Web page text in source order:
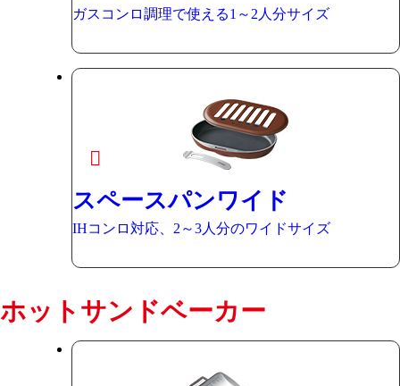
ガスコンロ調理で使える1～2人分サイズ
スペースパンワイド
IHコンロ対応、2～3人分のワイドサイズ
ホットサンドベーカー